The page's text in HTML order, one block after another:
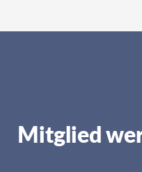
Mitglied